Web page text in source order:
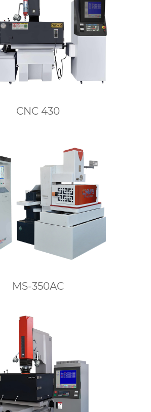
CNC 430
MS-350AC